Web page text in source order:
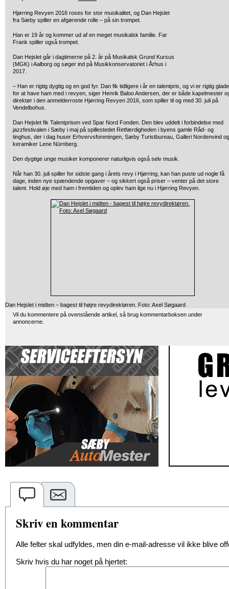
Hjørring Revyen 2016 roses for stor musikalitet, og Dan Hejslet
fra Sæby spiller en afgørende rolle – på sin trompet.
Han er 19 år og kommer ud af en meget musikalsk familie. Far
Frank spiller også trompet.
Dan Hejslet går i dagtimerne på 2. år på Musikalsk Grund Kursus
(MGK) i Aalborg og søger ind på Musikkonservatoriet i Århus i
2017.
– Han er rigtig dygtig og en god fyr. Dan fik tidligere i år en talentpris, og vi er rigtig glade
for at have ham med i revyen, siger Henrik Baloo Andersen, der er både kapelmester
direktør i den anmelderroste Hjørring Revyen 2016, som spiller til og med 30. juli på
Vendelbohus.
Dan Hejslet fik Talentprisen ved Spar Nord Fonden. Den blev uddelt i forbindelse med
jazzfestivalen i Sæby i maj på spillestedet Retfærdigheden i byens gamle Råd- og
tinghus, der i dag huser Erhvervsforeningen, Sæby Turistbureau, Galleri Nordenvind og
keramiker Lene Nürnberg.
Den dygtige unge musiker komponerer naturligvis også selv musik.
Når han 30. juli spiller for sidste gang i årets revy i Hjørring, kan han puste ud nogle få
dage, inden nye spændende opgaver – og sikkert også priser – venter på det store
talent. Hold øje med ham i fremtiden og oplev ham lige nu i Hjørring Revyen.
Dan Hejslet i midten – bagest til højre revydirektøren. Foto: Axel Søgaard
Vil du kommentere på ovenstående artikel, så brug kommentarboksen under
annoncerne.
Skriv en kommentar
Alle felter skal udfyldes, men din e-mail-adresse vil ikke blive
Skriv hvis du har noget på hjertet: